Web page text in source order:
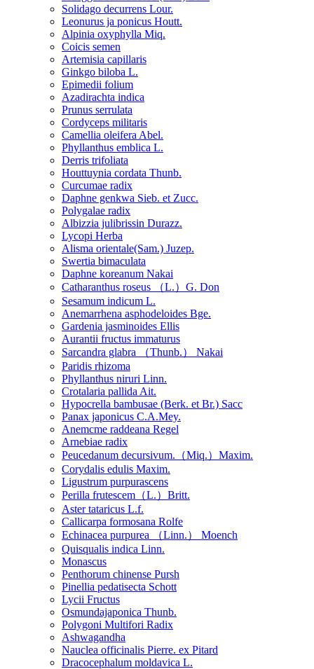
Solidago decurrens Lour.
Leonurus ja ponicus Houtt.
Alpinia oxyphylla Miq.
Coicis semen
Artemisia capillaris
Ginkgo biloba L.
Epimedii folium
Azadirachta indica
Prunus serrulata
Cordyceps militaris
Camellia oleifera Abel.
Phyllanthus emblica L.
Derris trifoliata
Houttuynia cordata Thunb.
Curcumae radix
Daphne genkwa Sieb. et Zucc.
Polygalae radix
Albizzia julibrissin Durazz.
Lycopi Herba
Alisma orientale(Sam.) Juzep.
Swertia bimaculata
Daphne koreanum Nakai
Catharanthus roseus （L.）G. Don
Sesamum indicum L.
Anemarrhena asphodeloides Bge.
Gardenia jasminoides Ellis
Aurantii fructus immaturus
Sarcandra glabra （Thunb.） Nakai
Paridis rhizoma
Phyllanthus niruri Linn.
Crotalaria pallida Ait.
Hypocrella bambusae (Berk. et Br.) Sacc
Panax japonicus C.A.Mey.
Anemcme raddeana Regel
Arnebiae radix
Peucedanum decursivum.（Miq.）Maxim.
Corydalis edulis Maxim.
Ligustrum purpurascens
Perilla frutescem（L.）Britt.
Aster tataricus L.f.
Callicarpa formosana Rolfe
Echinacea purpurea （Linn.） Moench
Quisqualis indica Linn.
Monascus
Penthorum chinense Pursh
Pinellia pedatisecta Schott
Lycii Fructus
Osmundajaponica Thunb.
Polygoni Multifori Radix
Ashwagandha
Nauclea officinalis Pierre. ex Pitard
Dracocephalum moldavica L.